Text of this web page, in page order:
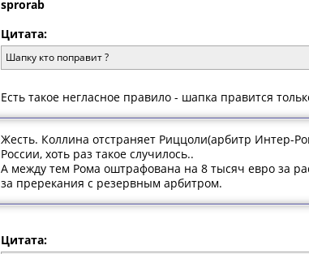
sprorab
Цитата:
Шапку кто поправит ?
Есть такое негласное правило - шапка правится
Жесть. Коллина отстраняет Риццоли(арбитр Интер-
России, хоть раз такое случилось..
А между тем Рома оштрафована на 8 тысяч евро за
за пререкания с резервным арбитром.
Цитата: